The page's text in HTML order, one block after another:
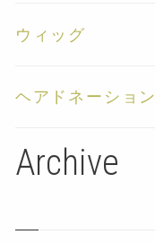
ウィッグ
ヘアドネーション
Archive